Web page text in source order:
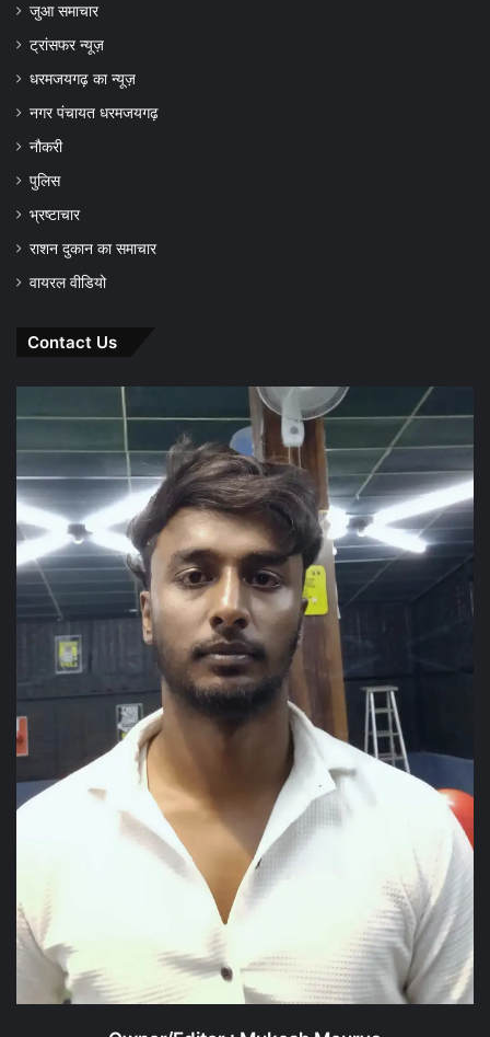
जुआ समाचार
ट्रांसफर न्यूज़
धरमजयगढ़ का न्यूज़
नगर पंचायत धरमजयगढ़
नौकरी
पुलिस
भ्रष्टाचार
राशन दुकान का समाचार
वायरल वीडियो
Contact Us